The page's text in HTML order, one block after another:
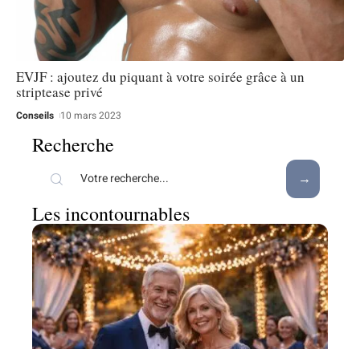
EVJF : ajoutez du piquant à votre soirée grâce à un
striptease privé
Conseils 10 mars 2023
Recherche
Les incontournables